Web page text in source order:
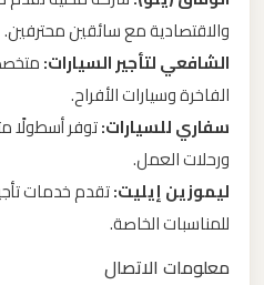
والاقتصادية مع سائقين محترفين.
الشافعي لتأجير السيارات:
الفاخرة وسيارات الأفراح.
سفاري للسيارات:توفر أسطولًا
ورحلات العمل.
ليموزين إيليت:تقدم خدمات
للمناسبات الخاصة.
معلومات الاتصال
العرب
اسكندرية
ليموزين
مطار